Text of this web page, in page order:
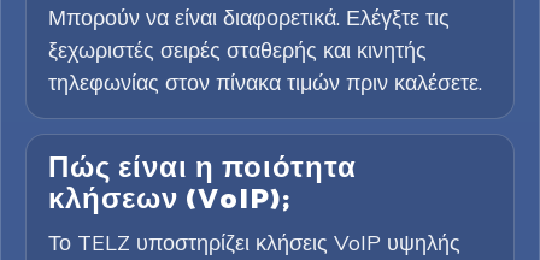
Μπορούν να είναι διαφορετικά. Ελέγξτε τις
ξεχωριστές σειρές σταθερής και κινητής
τηλεφωνίας στον πίνακα τιμών πριν καλέσετε.
Πώς είναι η ποιότητα
κλήσεων (VoIP);
Το TELZ υποστηρίζει κλήσεις VoIP υψηλής